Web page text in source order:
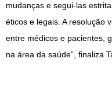
mudanças e segui-las
éticos e legais. A resolução
entre médicos e pacientes,
na área da saúde”, finaliza